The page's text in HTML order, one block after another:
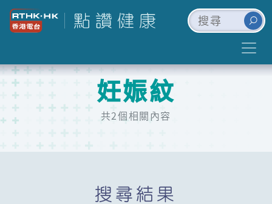
妊娠紋
共2個相關內容
搜尋結果